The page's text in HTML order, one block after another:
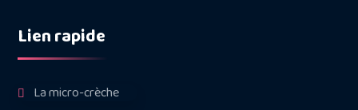
Lien rapide
La micro-crèche